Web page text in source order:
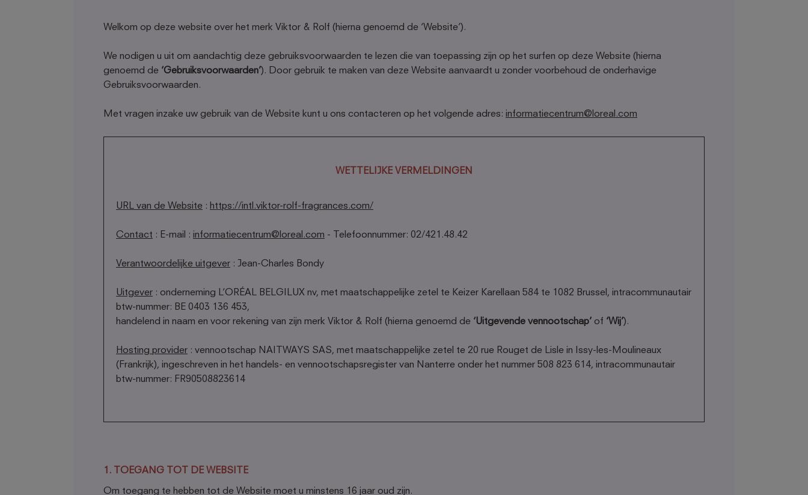
Welkom op deze website over het merk Viktor & Rolf (hierna genoemd de ‘Website’).
We nodigen u uit om aandachtig deze gebruiksvoorwaarden te lezen die van toepassing zijn op het surfen op deze Website (hierna
genoemd de ‘Gebruiksvoorwaarden’). Door gebruik te maken van deze Website aanvaardt u zonder voorbehoud de onderhavige
Gebruiksvoorwaarden.
Met vragen inzake uw gebruik van de Website kunt u ons contacteren op het volgende adres: informatiecentrum@loreal.com
WETTELIJKE VERMELDINGEN
URL van de Website : https://intl.viktor-rolf-fragrances.com/
Contact : E-mail : informatiecentrum@loreal.com - Telefoonnummer: 02/421.48.42
Verantwoordelijke uitgever : Jean-Charles Bondy
Uitgever : onderneming L’ORÉAL BELGILUX nv, met maatschappelijke zetel te Keizer Karellaan 584 te 1082 Brussel, intracommunautair
btw-nummer: BE 0403 136 453,
handelend in naam en voor rekening van zijn merk Viktor & Rolf (hierna genoemd de ‘Uitgevende vennootschap’ of ‘Wij’).
Hosting provider : vennootschap NAITWAYS SAS, met maatschappelijke zetel te 20 rue Rouget de Lisle in Issy-les-Moulineaux
(Frankrijk), ingeschreven in het handels- en vennootschapsregister van Nanterre onder het nummer 508 823 614, intracommunautair
btw-nummer: FR90508823614
1. TOEGANG TOT DE WEBSITE
Om toegang te hebben tot de Website moet u minstens 16 jaar oud zijn.